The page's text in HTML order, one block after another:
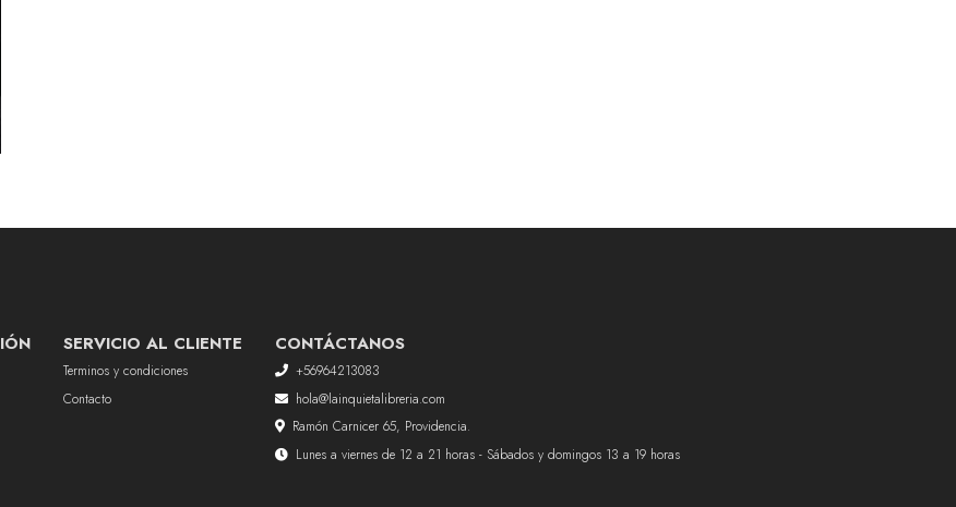
SERVICIO AL CLIENTE
Terminos y condiciones
Contacto
CONTÁCTANOS
+56964213083
hola@lainquietalibreria.com
Ramón Carnicer 65, Providencia.
Lunes a viernes de 12 a 21 horas - Sábados y domingos 13 a 19 horas